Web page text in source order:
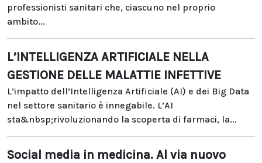
professionisti sanitari che, ciascuno nel proprio
ambito...
L’INTELLIGENZA ARTIFICIALE NELLA
GESTIONE DELLE MALATTIE INFETTIVE
L’impatto dell’Intelligenza Artificiale (AI) e dei Big Data
nel settore sanitario è innegabile. L’AI
sta&nbsp;rivoluzionando la scoperta di farmaci, la...
Social media in medicina. Al via nuovo